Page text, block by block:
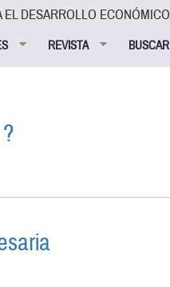
DESARROLLO ECONÓMICO
REVISTA BUSCAR